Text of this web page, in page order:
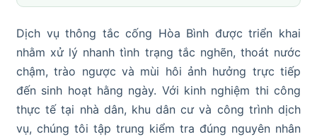
Dịch vụ thông tắc cống Hòa Bình được triển khai
nhằm xử lý nhanh tình trạng tắc nghẽn, thoát nước
chậm, trào ngược và mùi hôi ảnh hưởng trực tiếp
đến sinh hoạt hằng ngày. Với kinh nghiệm thi công
thực tế tại nhà dân, khu dân cư và công trình dịch
vụ, chúng tôi tập trung kiểm tra đúng nguyên nhân